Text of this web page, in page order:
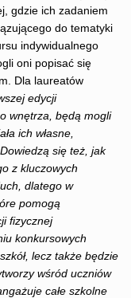
gdzie ich zadaniem
do tematyki
indywidualnego
oni popisać się
Dla laureatów
edycji
wnętrza, będą mogli
ich własne,
się też, jak
z kluczowych
dlatego w
pomogą
fizycznej
konkursowych
lecz także będzie
wśród uczniów
całe szkolne